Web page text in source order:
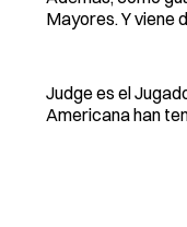
Mayores. Y viene
Judge es el
Americana han